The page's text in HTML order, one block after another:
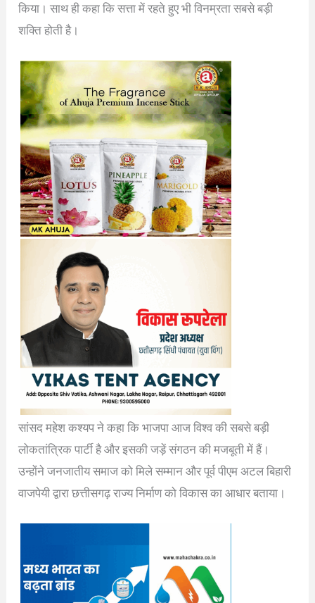
किया। साथ ही कहा कि सत्ता में रहते हुए भी विनम्रता सबसे बड़ी
शक्ति होती है।
सांसद महेश कश्यप ने कहा कि भाजपा आज विश्व की सबसे बड़ी
लोकतांत्रिक पार्टी है और इसकी जड़ें संगठन की मजबूती में हैं।
उन्होंने जनजातीय समाज को मिले सम्मान और पूर्व पीएम अटल बिहारी
वाजपेयी द्वारा छत्तीसगढ़ राज्य निर्माण को विकास का आधार बताया।